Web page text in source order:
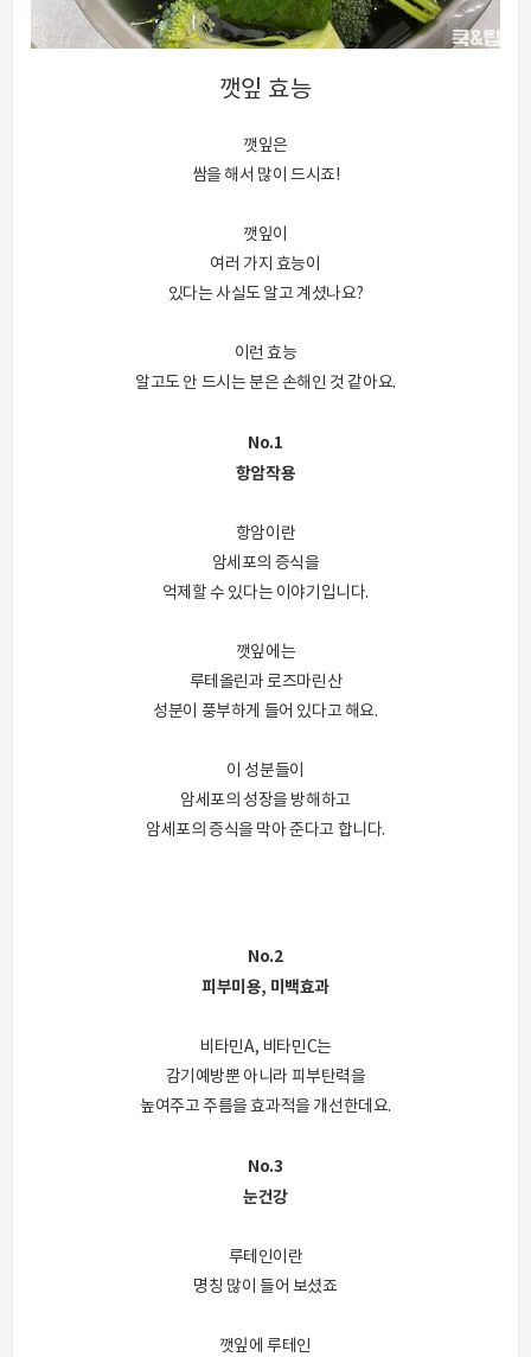
깻잎 효능
깻잎은
쌈을 해서 많이 드시죠!
깻잎이
여러 가지 효능이
있다는 사실도 알고 계셨나요?
이런 효능
알고도 안 드시는 분은 손해인 것 같아요.
No.1
항암작용
항암이란
암세포의 증식을
억제할 수 있다는 이야기입니다.
깻잎에는
루테올린과 로즈마린산
성분이 풍부하게 들어 있다고 해요.
이 성분들이
암세포의 성장을 방해하고
암세포의 증식을 막아 준다고 합니다.
No.2
피부미용, 미백효과
비타민A, 비타민C는
감기예방뿐 아니라 피부탄력을
높여주고 주름을 효과적을 개선한데요.
No.3
눈건강
루테인이란
명칭 많이 들어 보셨죠
깻잎에 루테인